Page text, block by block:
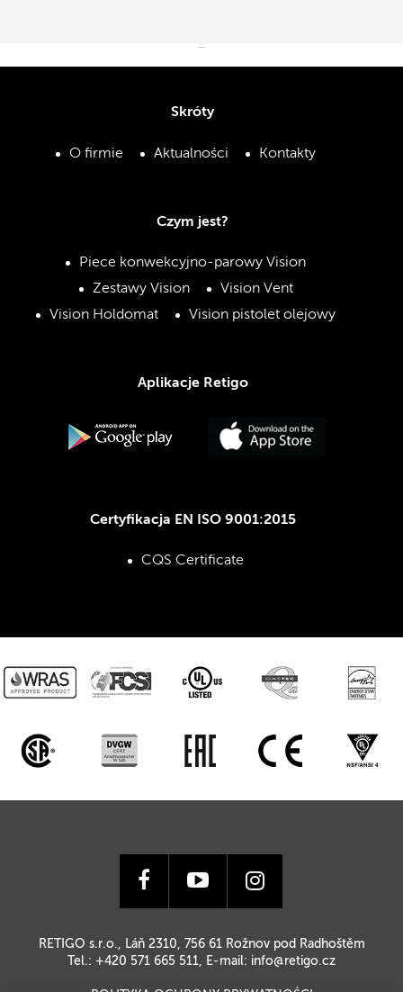
Skróty
O firmie Aktualności Kontakty
Czym jest?
Piece konwekcyjno-parowy Vision
Zestawy Vision
Vision Vent
Vision Holdomat
Vision pistolet olejowy
Aplikacje Retigo
Certyfikacja EN ISO 9001:2015
CQS Certificate
RETIGO s.r.o., Láň 2310, 756 61 Rožnov pod Radhoštěm
Tel.: +420 571 665 511, E-mail: info@retigo.cz